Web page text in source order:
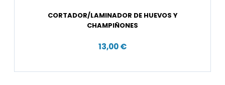
CORTADOR/LAMINADOR DE HUEVOS Y
CHAMPIÑONES
13,00 €